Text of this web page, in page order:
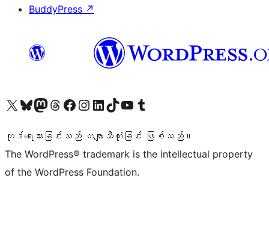
BuddyPress ↗
ကျွန်ုပ်တို့၏ X (ယခင် Twitter) အကောင့်သို့ သွားရောက်ကြည့်ရှုပါကျွန်ုပ်တို့၏ Bluesky အကောင့်သို့ ဝင်ရောက်ကြည့်ရှုရန်
ကျွန်ုပ်တို့၏ Mastodon အကောင့်သို့ သွားရောက်ကြည့်ရှုပါကျွန်ုပ်တို့၏ Threads အကောင့်သို့ ဝင်ရောက်ကြည့်ရှုရန်
ကျွန်ုပ်တို့၏ Facebook စာမျက်နှာသို့ သွားရောက်ကြည့်ရှုပါကျွန်ုပ်တို့၏ Instagram အကောင့်သို့ သွားရောက်ကြည့်ရှုပါ ကျွန်ုပ်တို့၏ LinkedIn အကောင့်သို့ သွားရောက်ကြည့်ရှုပါကျွန်ုပ်တို့၏ TikTok အကောင့်သို့ ဝင်ရောက်ကြည့်ရှုရန်
ကျွန်ုပ်တို့၏ YouTube ချန်နယ်သို့ သွားရောက်ကြည့်ရှုပါ ကျွန်ုပ်တို့၏ Tumblr အကောင့်သို့ ဝင်ရောက်ကြည့်ရှုရန်
ကုဒ်ရေးသားခြင်းသည် ကဗျာသီကုံးခြင်း ဖြစ်သည်။
The WordPress® trademark is the intellectual property
of the WordPress Foundation.